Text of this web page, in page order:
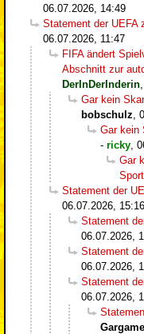
06.07.2026, 14:49
Statement der UEFA
06.07.2026, 11:47
FIFA ändert
Abschnitt zur
DerInDerInderin
Gar kein
bobschulz
Gar kein
- ricky
Gar
Statement der
06.07.2026, 15:16
Statement
06.07.2026,
Statement
06.07.2026,
Statement
06.07.2026,